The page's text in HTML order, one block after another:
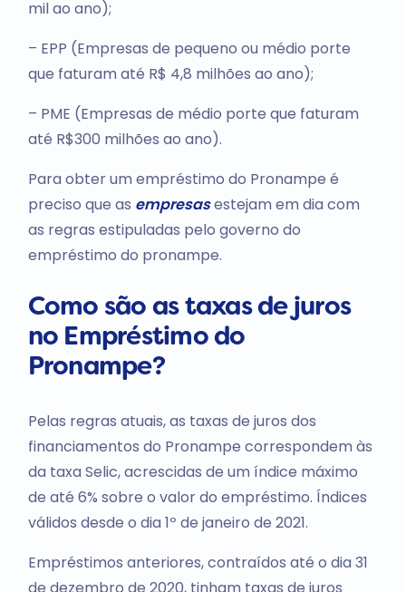
mil ao ano);
– EPP (Empresas de pequeno ou médio porte
que faturam até R$ 4,8 milhões ao ano);
– PME (Empresas de médio porte que faturam
até R$300 milhões ao ano).
Para obter um empréstimo do Pronampe é
preciso que as empresasestejam em dia com
as regras estipuladas pelo governo do
empréstimo do pronampe.
Como são as taxas de juros
no Empréstimo do
Pronampe?
Pelas regras atuais, as taxas de juros dos
financiamentos do Pronampe correspondem às
da taxa Selic, acrescidas de um índice máximo
de até 6% sobre o valor do empréstimo. Índices
válidos desde o dia 1º de janeiro de 2021.
Empréstimos anteriores, contraídos até o dia 31
de dezembro de 2020, tinham taxas de juros